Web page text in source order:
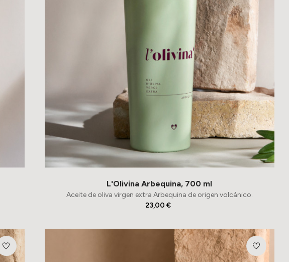
L'Olivina Arbequina, 700 ml
Aceite de oliva virgen extra Arbequina de origen volcánico.
23,00 €